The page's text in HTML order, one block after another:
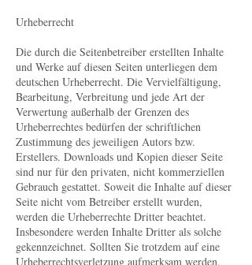
Urheberrecht
Die durch die Seitenbetreiber erstellten Inhalte
und Werke auf diesen Seiten unterliegen dem
deutschen Urheberrecht. Die Vervielfältigung,
Bearbeitung, Verbreitung und jede Art der
Verwertung außerhalb der Grenzen des
Urheberrechtes bedürfen der schriftlichen
Zustimmung des jeweiligen Autors bzw.
Erstellers. Downloads und Kopien dieser Seite
sind nur für den privaten, nicht kommerziellen
Gebrauch gestattet. Soweit die Inhalte auf dieser
Seite nicht vom Betreiber erstellt wurden,
werden die Urheberrechte Dritter beachtet.
Insbesondere werden Inhalte Dritter als solche
gekennzeichnet. Sollten Sie trotzdem auf eine
Urheberrechtsverletzung aufmerksam werden,